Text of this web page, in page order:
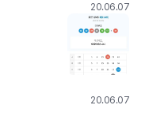
20.06.07
20.06.07